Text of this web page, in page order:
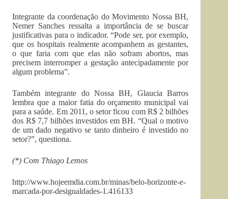
Integrante da coordenação do Movimento Nossa BH,
Nemer Sanches ressalta a importância de se buscar
justificativas para o indicador. “Pode ser, por exemplo,
que os hospitais realmente acompanhem as gestantes,
o que faria com que elas não sofram abortos, mas
precisem interromper a gestação antecipadamente por
algum problema”.
Também integrante do Nossa BH, Glaucia Barros
lembra que a maior fatia do orçamento municipal vai
para a saúde. Em 2011, o setor ficou com R$ 2 bilhões
dos R$ 7,7 bilhões investidos em BH. “Qual o motivo
de um dado negativo se tanto dinheiro é investido no
setor?”, questiona.
(*) Com Thiago Lemos
http://www.hojeemdia.com.br/minas/belo-horizonte-e-
marcada-por-desigualdades-1.416133